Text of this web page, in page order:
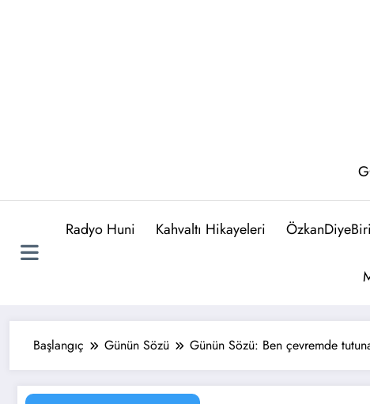
Radyo Huni Kahvaltı Hikayeleri
Başlangıç Günün Sözü Günün Sözü: Ben çevremde